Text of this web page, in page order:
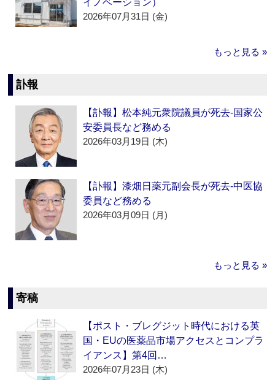
イノベーション）
2026年07月31日 (金)
もっと見る »
訃報
【訃報】松本純元衆院議員が死去‐国家公
安委員長など務める
2026年03月19日 (木)
【訃報】漆畑日薬元副会長が死去‐中医協
委員など務める
2026年03月09日 (月)
もっと見る »
寄稿
【ポスト・ブレグジット時代における英
国・EUの医薬品市場アクセスとコンプラ
イアンス】第4回…
2026年07月23日 (木)